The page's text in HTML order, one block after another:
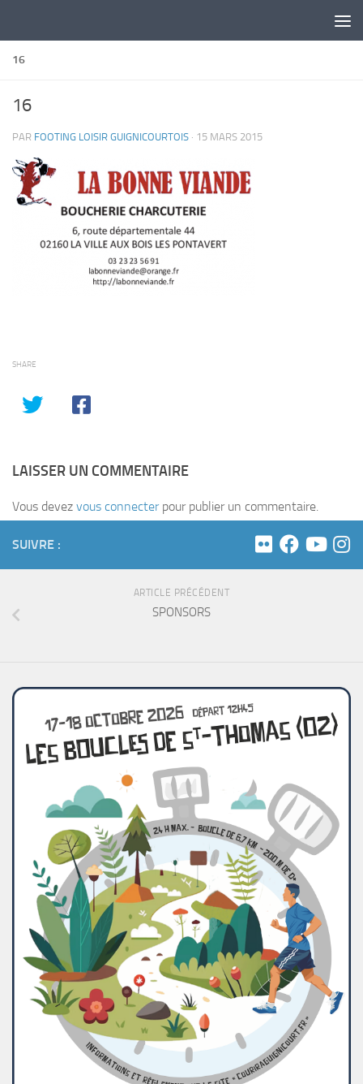
16
16
PAR FOOTING LOISIR GUIGNICOURTOIS · 15 MARS 2015
SHARE
LAISSER UN COMMENTAIRE
Vous devez vous connecterpour publier un commentaire.
SUIVRE :
ARTICLE PRÉCÉDENT
SPONSORS